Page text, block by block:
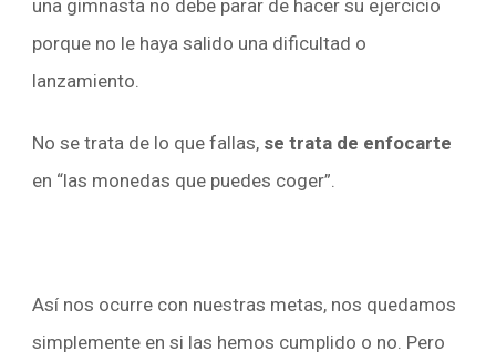
una gimnasta no debe parar de hacer su ejercicio
porque no le haya salido una dificultad o
lanzamiento.
No se trata de lo que fallas, se trata de enfocarte
en “las monedas que puedes coger”.
Así nos ocurre con nuestras metas, nos quedamos
simplemente en si las hemos cumplido o no. Pero